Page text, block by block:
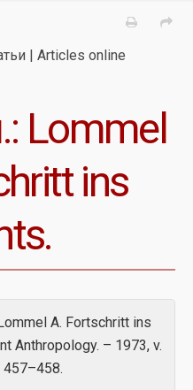
| Articles online
Lommel
ins
A. Fortschritt ins
Anthropology. – 1973, v.